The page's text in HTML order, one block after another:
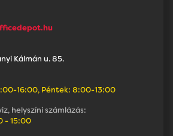
Kálmán u. 85.
16:00, Péntek: 8:00-13:00
helyszíni számlázás:
- 15:00